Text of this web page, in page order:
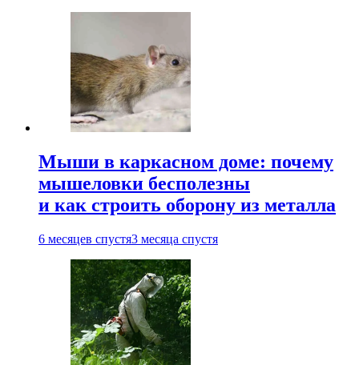
Мыши в каркасном доме: почему
мышеловки бесполезны
и как строить оборону из металла
6 месяцев спустя3 месяца спустя